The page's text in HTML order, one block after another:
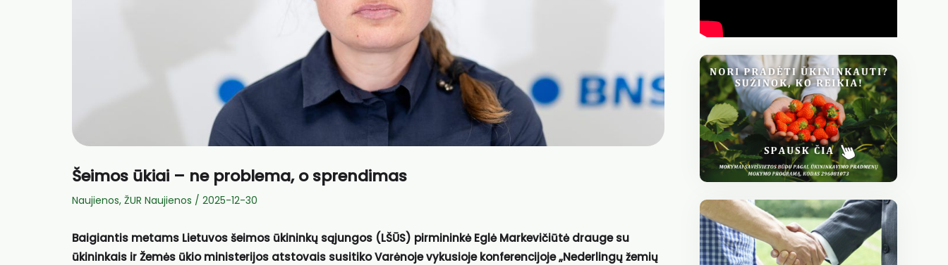
Šeimos ūkiai – ne problema, o sprendimas
Naujienos, ŽUR Naujienos / 2025-12-30
Baigiantis metams Lietuvos šeimos ūkininkų sąjungos (LŠŪS) pirmininkė Eglė Markevičiūtė drauge su
ūkininkais ir Žemės ūkio ministerijos atstovais susitiko Varėnoje vykusioje konferencijoje „Nederlingų žemių